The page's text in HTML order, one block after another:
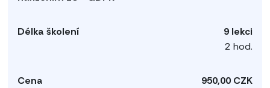
9 lekci
2 hod.
950,00 CZK